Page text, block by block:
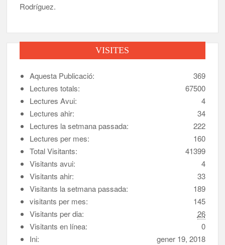
Rodríguez.
VISITES
369
Aquesta Publicació:
67500
Lectures totals:
4
Lectures Avui:
34
Lectures ahir:
222
Lectures la setmana passada:
160
Lectures per mes:
41399
Total Visitants:
4
Visitants avui:
33
Visitants ahir:
189
Visitants la setmana passada:
145
visitants per mes:
26
Visitants per dia:
0
Visitants en línea:
gener 19, 2018
Ini: